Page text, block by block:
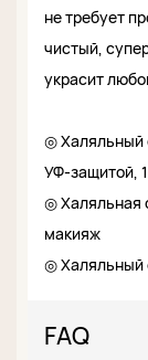
не требует
чистый,
украсит
◎ Халяльный
УФ-защитой,
◎ Халяльная
макияж
◎ Халяльный
FAQ